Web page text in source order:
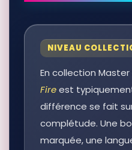
NIVEAU
En collection Master
Fireest
différence se fait
complétude. Une
marquée, une